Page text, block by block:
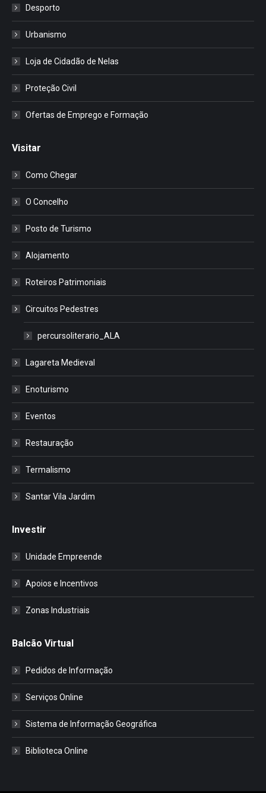
Desporto
Urbanismo
Loja de Cidadão de Nelas
Proteção Civil
Ofertas de Emprego e Formação
Visitar
Como Chegar
O Concelho
Posto de Turismo
Alojamento
Roteiros Patrimoniais
Circuitos Pedestres
percursoliterario_ALA
Lagareta Medieval
Enoturismo
Eventos
Restauração
Termalismo
Santar Vila Jardim
Investir
Unidade Empreende
Apoios e Incentivos
Zonas Industriais
Balcão Virtual
Pedidos de Informação
Serviços Online
Sistema de Informação Geográfica
Biblioteca Online